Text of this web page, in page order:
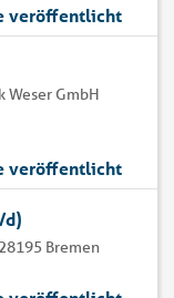
veröffentlicht
Weser GmbH
veröffentlicht
d)
Bremen